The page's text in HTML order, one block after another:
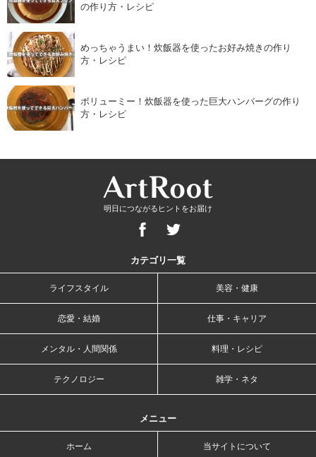
の作り方・レシピ
めっちゃうまい！炊飯器を使ったお好み焼きの作り
方・レシピ
ボリューミー！炊飯器を使った巨大ハンバーグの作り
方・レシピ
明日につながるヒントをお届け
カテゴリ一覧
ライフスタイル 美容・健康
恋愛・結婚 仕事・キャリア
メンタル・人間関係 料理・レシピ
テクノロジー 雑学・ネタ
メニュー
ホーム 当サイトについて